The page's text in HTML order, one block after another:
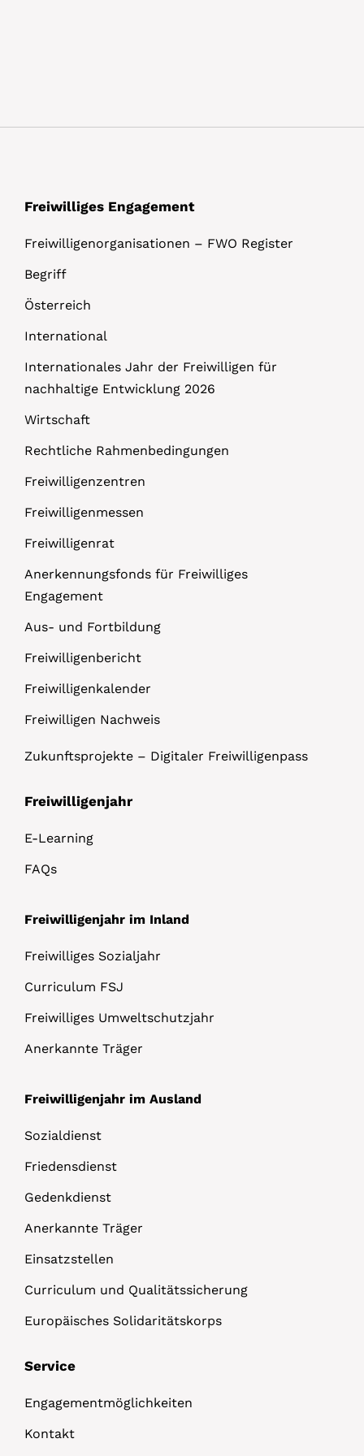
Freiwilliges Engagement
Freiwilligenorganisationen – FWO Register
Begriff
Österreich
International
Internationales Jahr der Freiwilligen für
nachhaltige Entwicklung 2026
Wirtschaft
Rechtliche Rahmenbedingungen
Freiwilligenzentren
Freiwilligenmessen
Freiwilligenrat
Anerkennungsfonds für Freiwilliges
Engagement
Aus- und Fortbildung
Freiwilligenbericht
Freiwilligenkalender
Freiwilligen Nachweis
Zukunftsprojekte – Digitaler Freiwilligenpass
Freiwilligenjahr
E-Learning
FAQs
Freiwilligenjahr im Inland
Freiwilliges Sozialjahr
Curriculum FSJ
Freiwilliges Umweltschutzjahr
Anerkannte Träger
Freiwilligenjahr im Ausland
Sozialdienst
Friedensdienst
Gedenkdienst
Anerkannte Träger
Einsatzstellen
Curriculum und Qualitätssicherung
Europäisches Solidaritätskorps
Service
Engagementmöglichkeiten
Kontakt